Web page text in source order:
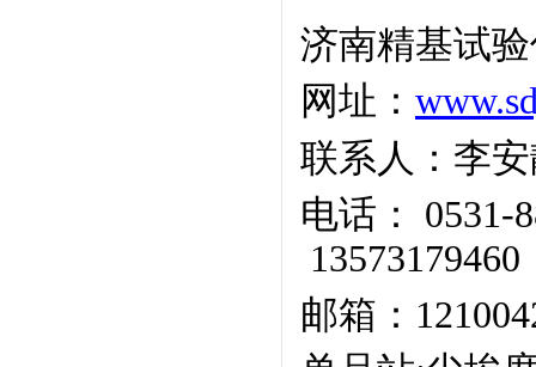
济南精基试
网址：
联系人：李
电话：
0531-
13573179460
邮箱：